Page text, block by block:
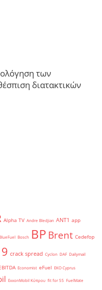
των
διατακτικών
Alpha TV Andre Bledjian ANT1 app
Bosch BPBrent Cedefop
crack spread Cyclon DAF Dailymail
Economist eFuel EKO Cyprus
ExxonMobil Κύπρου fit for 55 FuelMate